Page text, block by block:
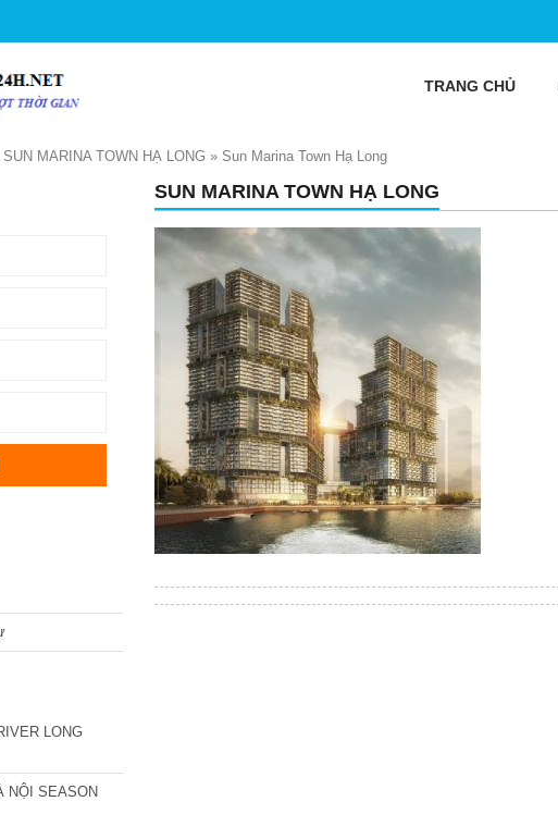
TRANG CHỦ
SUN MARINA TOWN HẠ LONG » Sun Marina Town Hạ Long
SUN MARINA TOWN HẠ LONG
LONG
NỘI SEASON